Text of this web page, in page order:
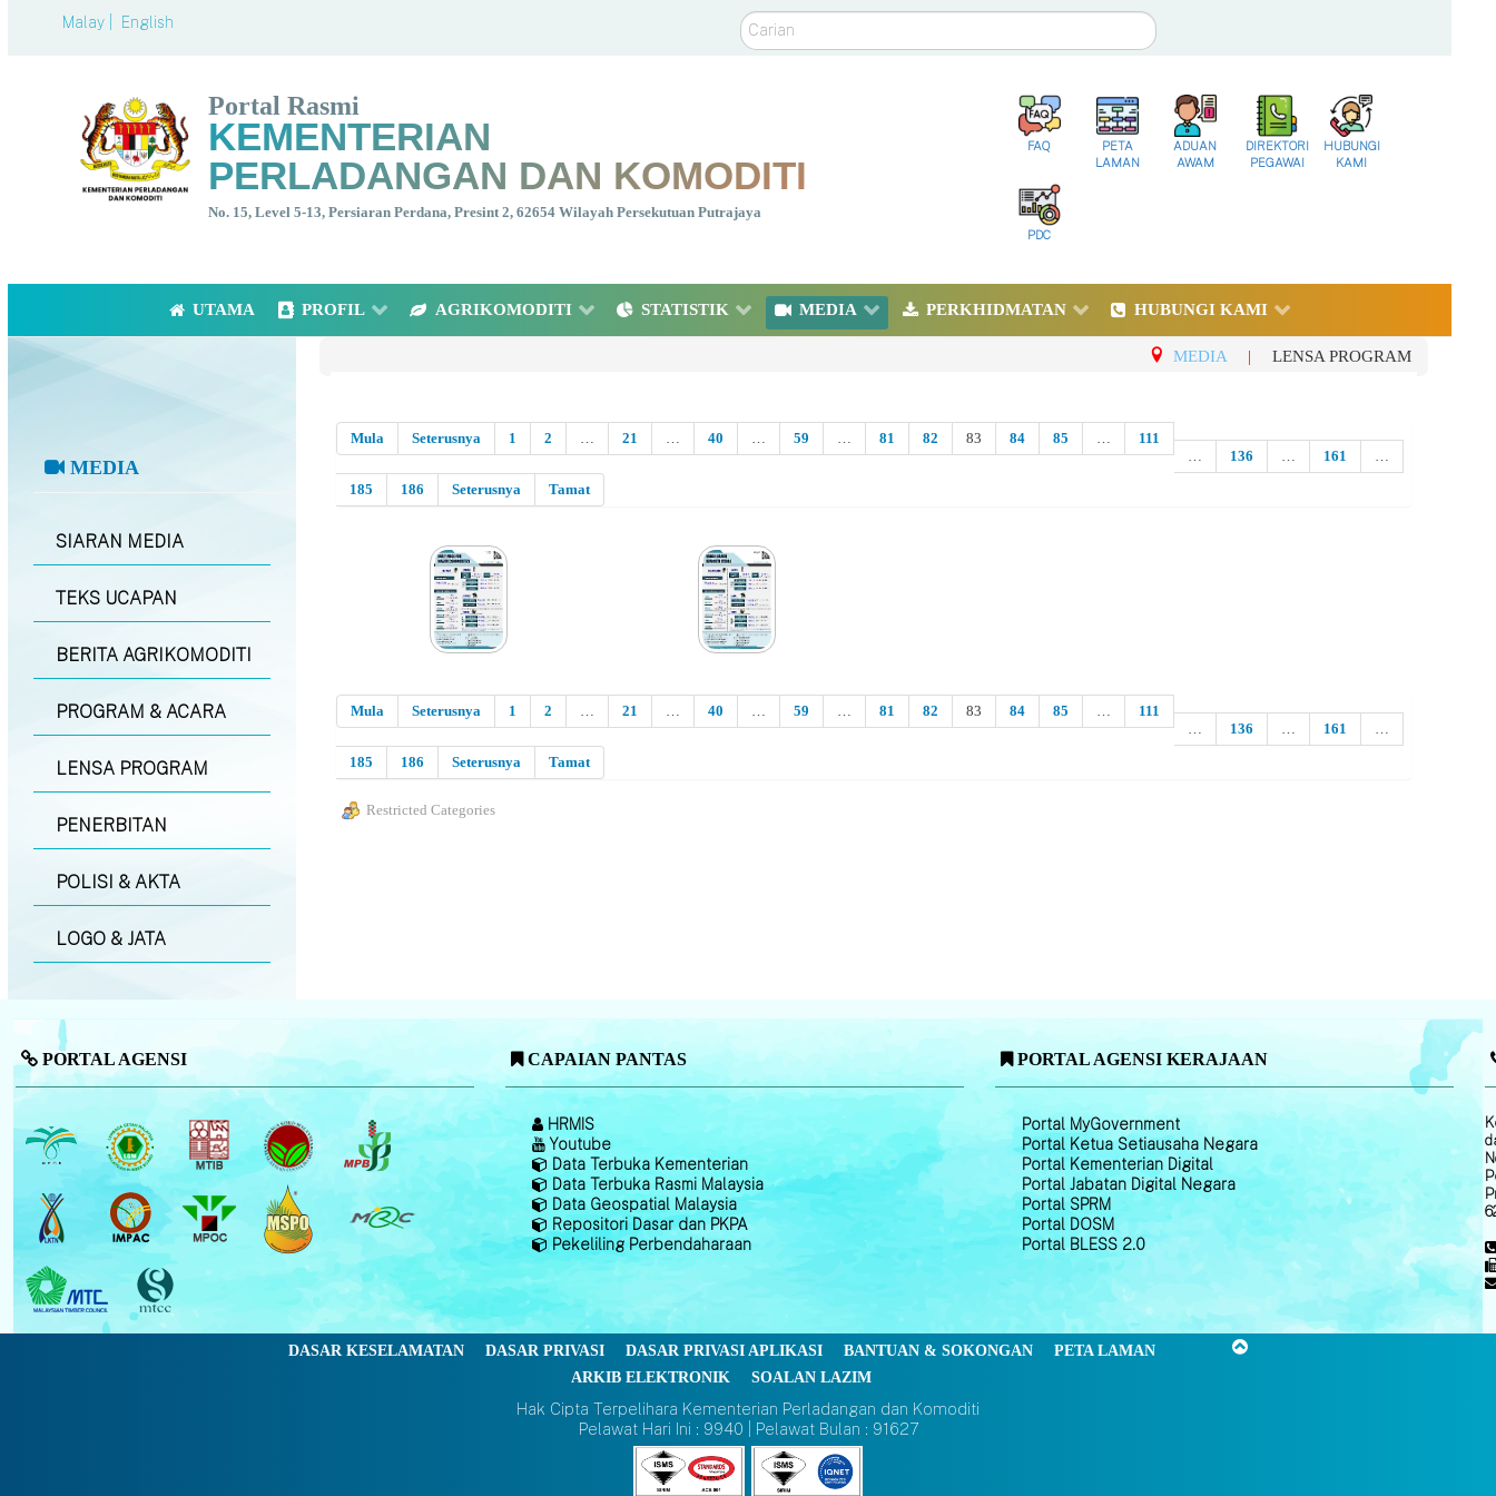
Malay | English Carian
Portal Rasmi
KEMENTERIAN
PERLADANGAN DAN KOMODITI
No. 15, Level 5-13, Persiaran Perdana, Presint 2, 62654 Wilayah Persekutuan Putrajaya
FAQ
PETA
LAMAN
ADUAN
AWAM
DIREKTORI
PEGAWAI
HUBUNGI
KAMI
PDC
UTAMA PROFIL AGRIKOMODITI STATISTIK MEDIA PERKHIDMATAN HUBUNGI KAMI
MEDIA
SIARAN MEDIA
TEKS UCAPAN
BERITA AGRIKOMODITI
PROGRAM & ACARA
LENSA PROGRAM
PENERBITAN
POLISI & AKTA
LOGO & JATA
MEDIA | LENSA PROGRAM
Mula Seterusnya 1 2 21 40 59 81 82 83 84 85
111
136 161
185
186 Seterusnya Tamat
Mula Seterusnya 1 2 … 21 … 40 … 59 … 81 82 83 84 85 …
111
…
136 … 161
…
185
186 Seterusnya Tamat
Restricted Categories
PORTAL AGENSI CAPAIAN PANTAS
HRMIS
Youtube
Data Terbuka Kementerian
Data Terbuka Rasmi Malaysia
Data Geospatial Malaysia
Repositori Dasar dan PKPA
Pekeliling Perbendaharaan
PORTAL AGENSI KERAJAAN
Portal MyGovernment
Portal Ketua Setiausaha Negara
Portal Kementerian Digital
Portal Jabatan Digital Negara
Portal SPRM
Portal DOSM
Portal BLESS 2.0
DASAR KESELAMATAN DASAR PRIVASI DASAR PRIVASI APLIKASI BANTUAN & SOKONGAN
PETA LAMAN
ARKIB ELEKTRONIK
SOALAN LAZIM
Hak Cipta Terpelihara Kementerian Perladangan dan Komoditi
Pelawat Hari Ini : 9940 | Pelawat Bulan : 91627